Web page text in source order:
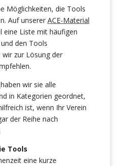
Möglichkeiten, die Tools
Auf unserer ACE-Material
eine Liste mit häufigen
den Tools
zur Lösung der
haben wir sie alle
in Kategorien geordnet,
ist, wenn Ihr Verein
der Reihe nach
Tools
eine kurze